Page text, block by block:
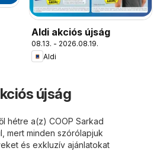
Aldi akciós újság
08.13. - 2026.08.19.
Aldi
újság
hétre a(z) COOP Sarkad
mert minden szórólapjuk
és exkluzív ajánlatokat